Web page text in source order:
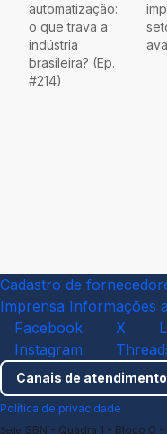
automatização:
o que trava a
indústria
brasileira? (Ep.
#214)
Cadastro de
Imprensa Informações
Facebook
X
Instagram
Canais de atendimento
Política de privacidade
Sede SBN - Quadra 1 - Bloco C